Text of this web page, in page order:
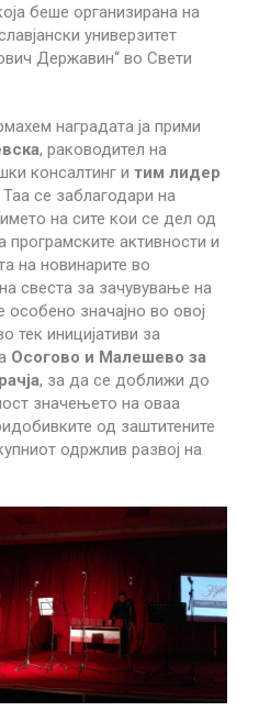
беше организирана на
универзитет
Державин“ во Свети
наградата ја прими
, раководител на
консалтинг и тим лидер
Таа се заблагодари на
на сите кои се дел од
програмските активности и
на новинарите во
свеста за зачувување на
особено значајно во овој
тек иницијативи за
Осогово и Малешево за
, за да се доближи до
значењето на оваа
од заштитените
одржлив развој на